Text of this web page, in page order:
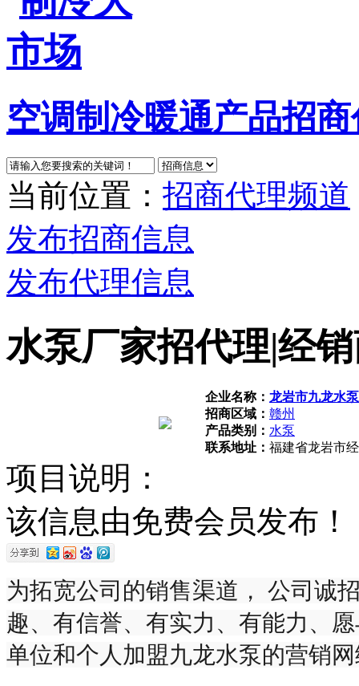
空调制冷暖通产品招
当前位置： 招商代理频道
发布招商信息
发布代理信息
水泵厂家招代理|经
企业名称： 龙岩市九龙水
招商区域： 赣州
产品类别： 水泵
联系地址： 福建省龙岩市
项目说明：
该信息由免费会员发布！
为拓宽公司的销售渠道， 公司诚
趣、有信誉、有实力、有能力、
单位和个人加盟九龙水泵的营销